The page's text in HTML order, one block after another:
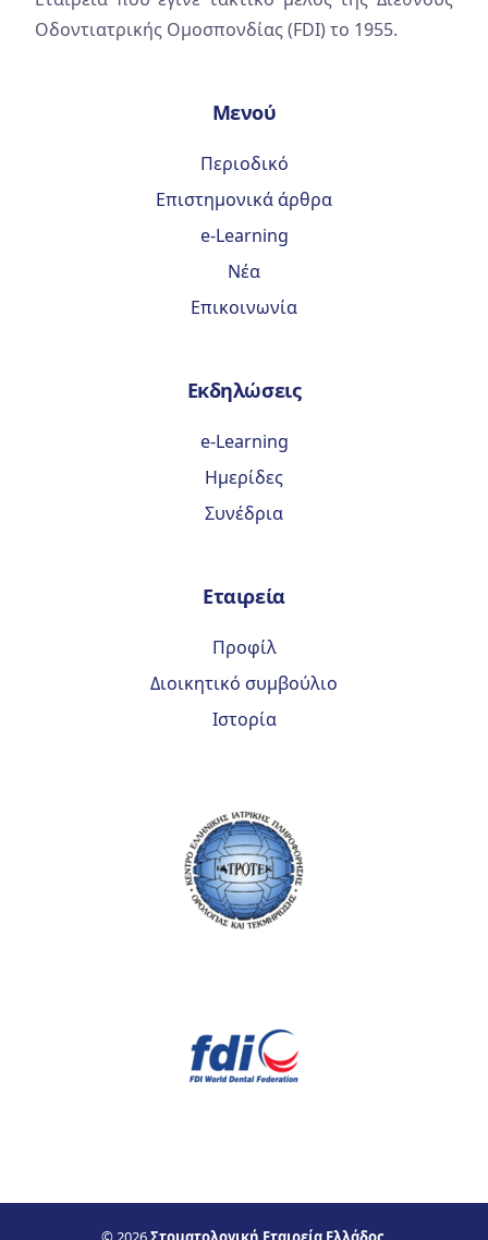
Οδοντιατρικής Ομοσπονδίας (FDI) το 1955.
Μενού
Περιοδικό
Επιστημονικά άρθρα
e-Learning
Νέα
Επικοινωνία
Εκδηλώσεις
e-Learning
Ημερίδες
Συνέδρια
Εταιρεία
Προφίλ
Διοικητικό συμβούλιο
Ιστορία